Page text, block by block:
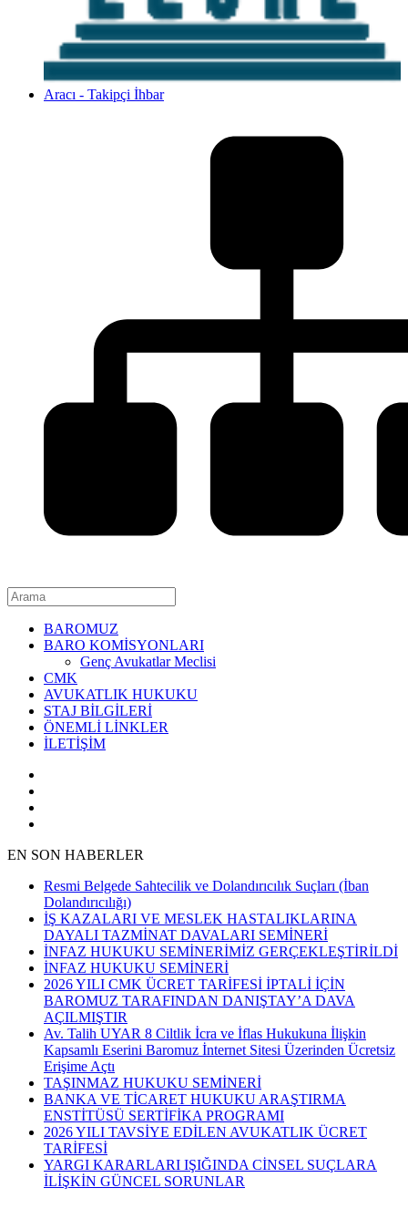
Aracı - Takipçi İhbar
BAROMUZ
BARO KOMİSYONLARI
Genç Avukatlar Meclisi
CMK
AVUKATLIK HUKUKU
STAJ BİLGİLERİ
ÖNEMLİ LİNKLER
İLETİŞİM
EN SON HABERLER
Resmi Belgede Sahtecilik ve Dolandırıcılık Suçları (İban
Dolandırıcılığı)
İŞ KAZALARI VE MESLEK HASTALIKLARINA
DAYALI TAZMİNAT DAVALARI SEMİNERİ
İNFAZ HUKUKU SEMİNERİMİZ GERÇEKLEŞTİRİLDİ
İNFAZ HUKUKU SEMİNERİ
2026 YILI CMK ÜCRET TARİFESİ İPTALİ İÇİN
BAROMUZ TARAFINDAN DANIŞTAY’A DAVA
AÇILMIŞTIR
Av. Talih UYAR 8 Ciltlik İcra ve İflas Hukukuna İlişkin
Kapsamlı Eserini Baromuz İnternet Sitesi Üzerinden Ücretsiz
Erişime Açtı
TAŞINMAZ HUKUKU SEMİNERİ
BANKA VE TİCARET HUKUKU ARAŞTIRMA
ENSTİTÜSÜ SERTİFİKA PROGRAMI
2026 YILI TAVSİYE EDİLEN AVUKATLIK ÜCRET
TARİFESİ
YARGI KARARLARI IŞIĞINDA CİNSEL SUÇLARA
İLİŞKİN GÜNCEL SORUNLAR